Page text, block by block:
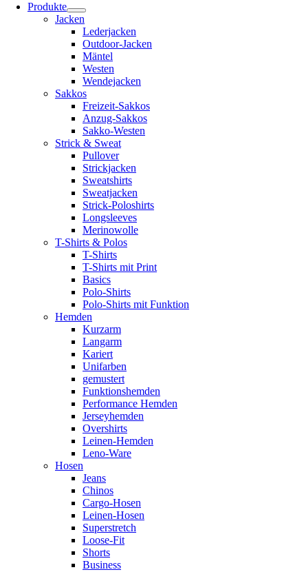
Produkte
Jacken
Lederjacken
Outdoor-Jacken
Mäntel
Westen
Wendejacken
Sakkos
Freizeit-Sakkos
Anzug-Sakkos
Sakko-Westen
Strick & Sweat
Pullover
Strickjacken
Sweatshirts
Sweatjacken
Strick-Poloshirts
Longsleeves
Merinowolle
T-Shirts & Polos
T-Shirts
T-Shirts mit Print
Basics
Polo-Shirts
Polo-Shirts mit Funktion
Hemden
Kurzarm
Langarm
Kariert
Unifarben
gemustert
Funktionshemden
Performance Hemden
Jerseyhemden
Overshirts
Leinen-Hemden
Leno-Ware
Hosen
Jeans
Chinos
Cargo-Hosen
Leinen-Hosen
Superstretch
Loose-Fit
Shorts
Business